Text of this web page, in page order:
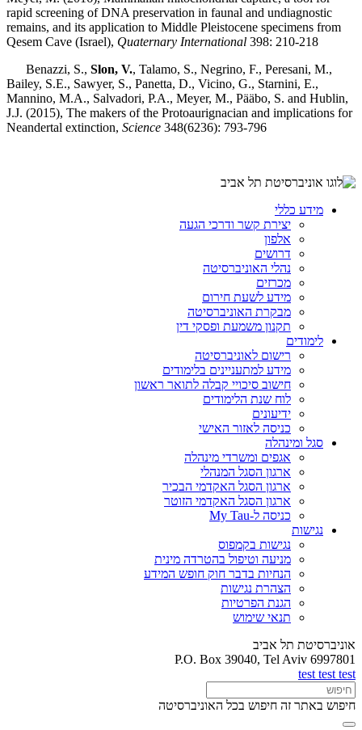
rapid screening of DNA preservation in faunal and undiagnostic
remains, and its application to Middle Pleistocene specimens from
Qesem Cave (Israel), Quaternary International 398: 210-218
Benazzi, S., Slon, V., Talamo, S., Negrino, F., Peresani, M.,
Bailey, S.E., Sawyer, S., Panetta, D., Vicino, G., Starnini, E.,
Mannino, M.A., Salvadori, P.A., Meyer, M., Pääbo, S. and Hublin,
J.J. (2015), The makers of the Protoaurignacian and implications for
Neandertal extinction, Science 348(6236): 793-796
מידע כללי
יצירת קשר ודרכי הגעה
אלפון
דרושים
נהלי האוניברסיטה
מכרזים
מידע לשעת חירום
מבקרת האוניברסיטה
תקנון משמעת ופסקי דין
לימודים
רישום לאוניברסיטה
מידע למתעניינים בלימודים
חישוב סיכויי קבלה לתואר ראשון
לוח שנת הלימודים
ידיעונים
כניסה לאזור האישי
סגל ומינהלה
אגפים ומשרדי מינהלה
ארגון הסגל המנהלי
ארגון הסגל האקדמי הבכיר
ארגון הסגל האקדמי הזוטר
כניסה ל-My Tau
נגישות
נגישות בקמפוס
מניעה וטיפול בהטרדה מינית
הנחיות בדבר חוק חופש המידע
הצהרת נגישות
הגנת הפרטיות
תנאי שימוש
אוניברסיטת תל אביב
P.O. Box 39040, Tel Aviv 6997801
test test test
חיפוש באתר זה חיפוש בכל האוניברסיטה